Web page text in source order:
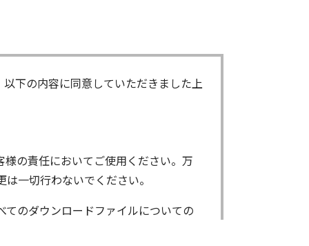
下の内容に同意していただきました上
の責任においてご使用ください。万
一切行わないでください。
のダウンロードファイルについての